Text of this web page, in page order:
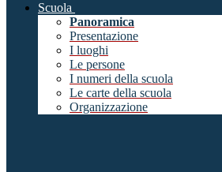
Scuola
Panoramica
Presentazione
I luoghi
Le persone
I numeri della scuola
Le carte della scuola
Organizzazione